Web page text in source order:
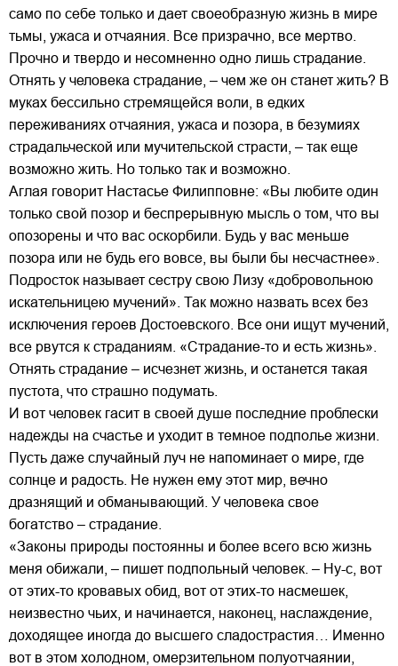
само по себе только и дает своеобразную жизнь в мире
тьмы, ужаса и отчаяния. Все призрачно, все мертво.
Прочно и твердо и несомненно одно лишь страдание.
Отнять у человека страдание, – чем же он станет жить? В
муках бессильно стремящейся воли, в едких
переживаниях отчаяния, ужаса и позора, в безумиях
страдальческой или мучительской страсти, – так еще
возможно жить. Но только так и возможно.
Аглая говорит Настасье Филипповне: «Вы любите один
только свой позор и беспрерывную мысль о том, что вы
опозорены и что вас оскорбили. Будь у вас меньше
позора или не будь его вовсе, вы были бы несчастнее».
Подросток называет сестру свою Лизу «добровольною
искательницею мучений». Так можно назвать всех без
исключения героев Достоевского. Все они ищут мучений,
все рвутся к страданиям. «Страдание-то и есть жизнь».
Отнять страдание – исчезнет жизнь, и останется такая
пустота, что страшно подумать.
И вот человек гасит в своей душе последние проблески
надежды на счастье и уходит в темное подполье жизни.
Пусть даже случайный луч не напоминает о мире, где
солнце и радость. Не нужен ему этот мир, вечно
дразнящий и обманывающий. У человека свое
богатство – страдание.
«Законы природы постоянны и более всего всю жизнь
меня обижали, – пишет подпольный человек. – Ну-с, вот
от этих-то кровавых обид, вот от этих-то насмешек,
неизвестно чьих, и начинается, наконец, наслаждение,
доходящее иногда до высшего сладострастия… Именно
вот в этом холодном, омерзительном полуотчаянии,